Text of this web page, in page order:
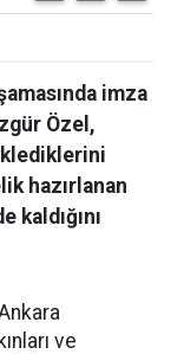
imza
Özel,
hazırlanan
ve